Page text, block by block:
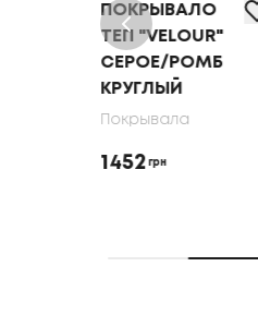
ПОКРЫВАЛО
ТЕП "VELOUR"
СЕРОЕ/РОМБ
КРУГЛЫЙ
Покрывала
1452 грн